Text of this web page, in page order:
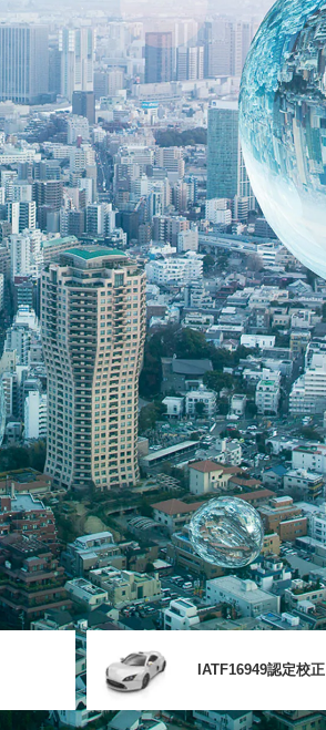
IATF16949認定校正